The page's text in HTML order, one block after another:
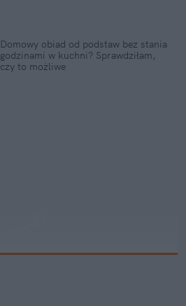
Domowy obiad od podstaw bez stania
godzinami w kuchni? Sprawdziłam,
czy to możliwe